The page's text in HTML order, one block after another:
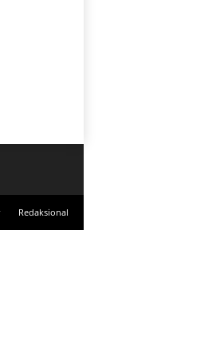
Redaksional